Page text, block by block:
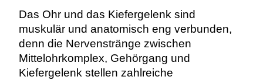
Das Ohr und das Kiefergelenk sind
muskulär und anatomisch eng verbunden,
denn die Nervenstränge zwischen
Mittelohrkomplex, Gehörgang und
Kiefergelenk stellen zahlreiche